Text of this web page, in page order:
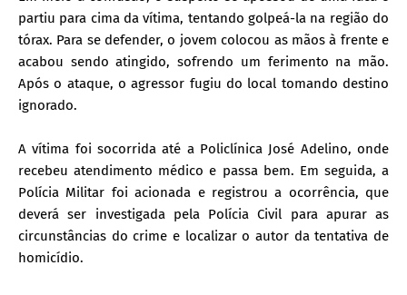
partiu para cima da vítima, tentando golpeá-la na região do
tórax. Para se defender, o jovem colocou as mãos à frente e
acabou sendo atingido, sofrendo um ferimento na mão.
Após o ataque, o agressor fugiu do local tomando destino
ignorado.
A vítima foi socorrida até a Policlínica José Adelino, onde
recebeu atendimento médico e passa bem. Em seguida, a
Polícia Militar foi acionada e registrou a ocorrência, que
deverá ser investigada pela Polícia Civil para apurar as
circunstâncias do crime e localizar o autor da tentativa de
homicídio.